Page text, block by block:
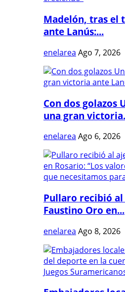
Madelón, tras el
ante Lanús:...
enelarea Ago 7, 2026
Con dos golazos
una gran
enelarea Ago 6, 2026
Pullaro recibió
Faustino Oro en...
enelarea Ago 8, 2026